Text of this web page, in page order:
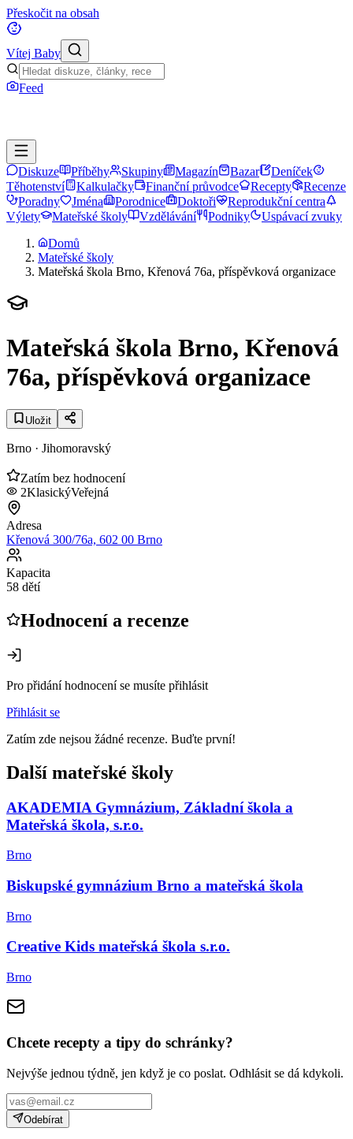
Přeskočit na obsah
Vítej Baby
Feed
Diskuze Příběhy Skupiny Magazín Bazar
Deníček
Těhotenství
Kalkulačky Finanční průvodce Recepty
Recenze
Poradny
Jména Porodnice Doktoři
Reprodukční centra
Výlety
Mateřské školy Vzdělávání Podniky
Uspávací zvuky
Domů
Mateřské školy
Mateřská škola Brno, Křenová 76a, příspěvková organizace
Mateřská škola Brno, Křenová
76a, příspěvková organizace
Uložit
Brno · Jihomoravský
Zatím bez hodnocení
2KlasickýVeřejná
Adresa
Křenová 300/76a, 602 00 Brno
Kapacita
58 dětí
Hodnocení a recenze
Pro přidání hodnocení se musíte přihlásit
Přihlásit se
Zatím zde nejsou žádné recenze. Buďte první!
Další mateřské školy
AKADEMIA Gymnázium, Základní škola a
Mateřská škola, s.r.o.
Brno
Biskupské gymnázium Brno a mateřská škola
Brno
Creative Kids mateřská škola s.r.o.
Brno
Chcete recepty a tipy do schránky?
Nejvýše jednou týdně, jen když je co poslat. Odhlásit se dá kdykoli.
Odebírat